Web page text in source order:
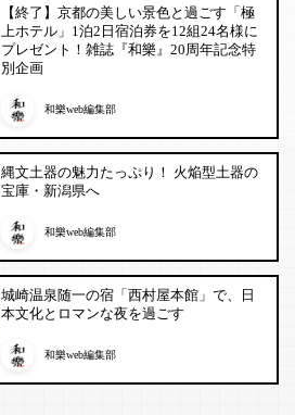
【終了】京都の美しい景色と過ごす「極
上ホテル」1泊2日宿泊券を12組24名様に
プレゼント！雑誌『和樂』20周年記念特
別企画
和樂web編集部
縄文土器の魅力たっぷり！ 火焔型土器の
宝庫・新潟県へ
和樂web編集部
城崎温泉随一の宿「西村屋本館」で、日
本文化とロマンな夜を過ごす
和樂web編集部